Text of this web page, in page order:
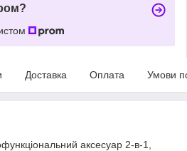
Доставка Оплата Умови
аксесуар 2-в-1,